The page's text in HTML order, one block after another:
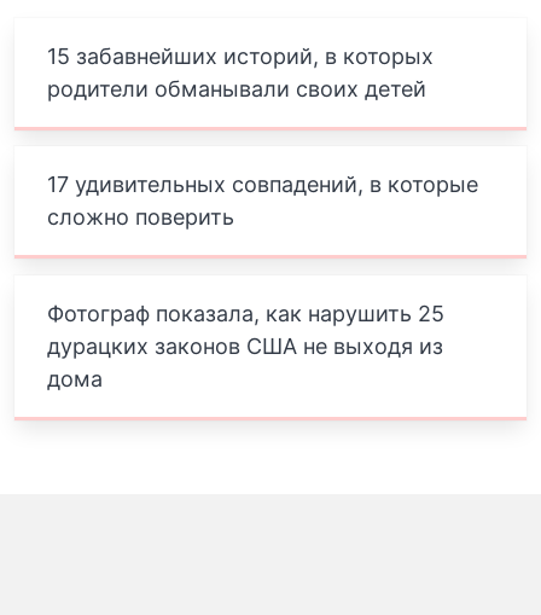
15 забавнейших историй, в которых
родители обманывали своих детей
17 удивительных совпадений, в которые
сложно поверить
Фотограф показала, как нарушить 25
дурацких законов США не выходя из
дома